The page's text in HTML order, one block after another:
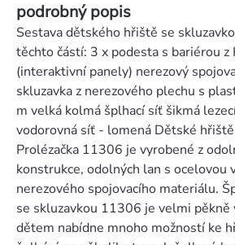
podrobný popis
Sestava dětského hřiště se
těchto částí: 3 x podesta s bariérou z
(interaktivní panely) nerezový
skluzavka z nerezového plechu s
m velká kolmá šplhací síť šikmá
vodorovná síť - lomená Dětské
Prolézačka 11306 je vyrobené z
konstrukce, odolných lan s ocelovou
nerezového spojovacího materiálu.
se skluzavkou 11306 je velmi pěkně
dětem nabídne mnoho možností ke